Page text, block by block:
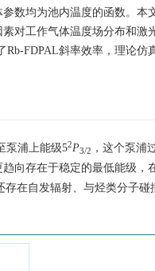
数均为池内温度的函数。本
对工作气体温度场分布和激
FDPAL斜率效率，理论仿
泵浦上能级52P3/2
，这个泵浦
趋向存在于稳定的最低能级，
存在自发辐射、与烃类分子碰